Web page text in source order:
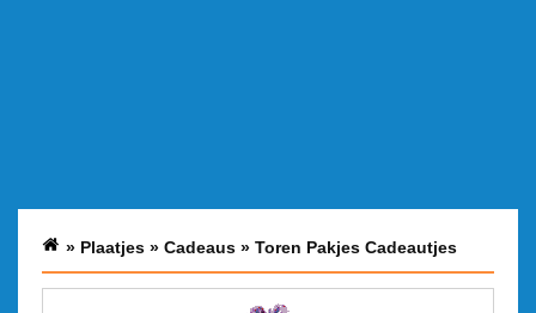
» Plaatjes » Cadeaus » Toren Pakjes Cadeautjes